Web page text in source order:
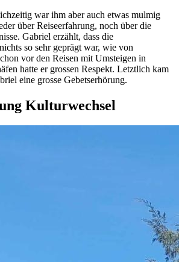
war ihm aber auch etwas mulmig
über Reiseerfahrung, noch über die
Gabriel erzählt, dass die
so sehr geprägt war, wie von
vor den Reisen mit Umsteigen in
hatte er grossen Respekt. Letztlich kam
eine grosse Gebetserhörung.
Kulturwechsel